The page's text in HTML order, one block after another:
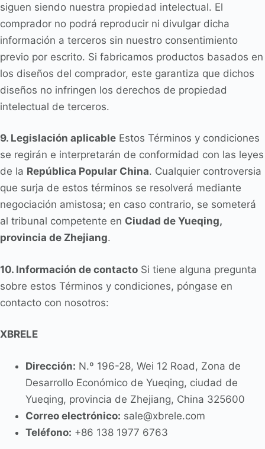
siguen siendo nuestra propiedad intelectual. El
comprador no podrá reproducir ni divulgar dicha
información a terceros sin nuestro consentimiento
previo por escrito. Si fabricamos productos basados en
los diseños del comprador, este garantiza que dichos
diseños no infringen los derechos de propiedad
intelectual de terceros.
9. Legislación aplicable Estos Términos y condiciones
se regirán e interpretarán de conformidad con las leyes
de la República Popular China. Cualquier controversia
que surja de estos términos se resolverá mediante
negociación amistosa; en caso contrario, se someterá
al tribunal competente en Ciudad de Yueqing,
provincia de Zhejiang.
10. Información de contacto Si tiene alguna pregunta
sobre estos Términos y condiciones, póngase en
contacto con nosotros:
XBRELE
Dirección: N.º 196-28, Wei 12 Road, Zona de
Desarrollo Económico de Yueqing, ciudad de
Yueqing, provincia de Zhejiang, China 325600
Correo electrónico: sale@xbrele.com
Teléfono: +86 138 1977 6763Русский
Français
Italiano